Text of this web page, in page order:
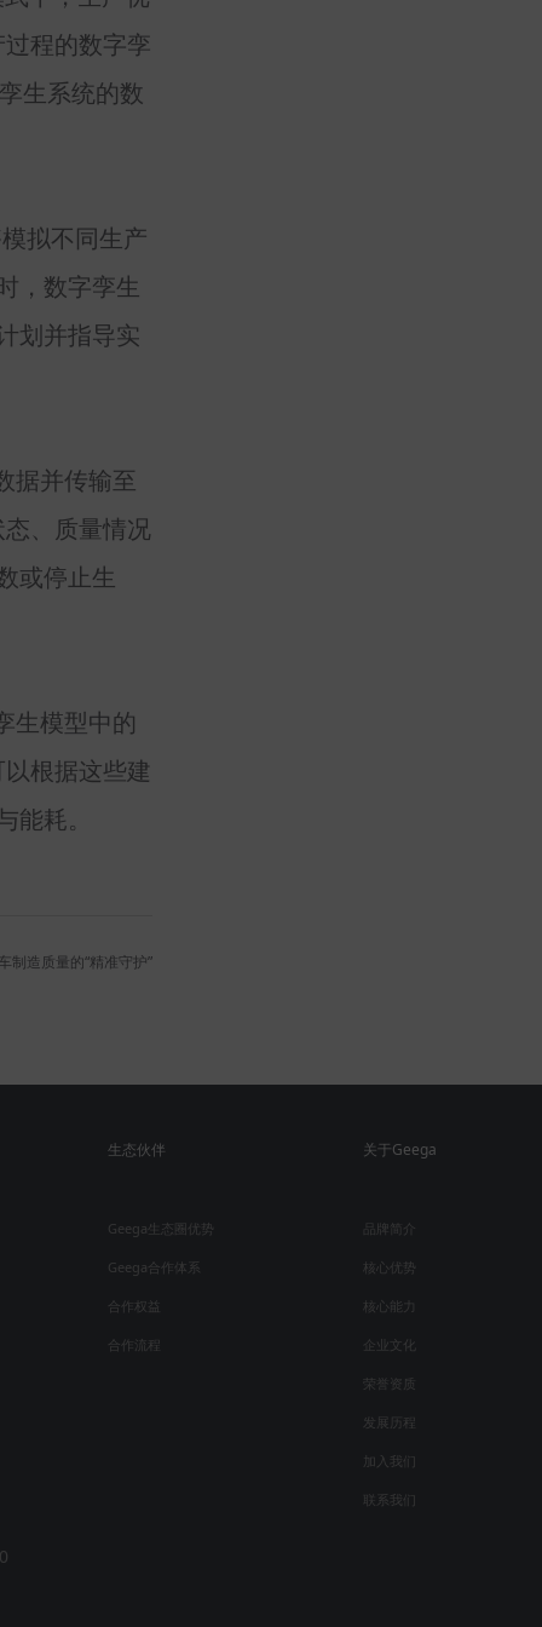
程的数字孪
生系统的数
拟不同生产
，数字孪生
划并指导实
据并传输至
、质量情况
或停止生
生模型中的
根据这些建
耗。
制造质量的“精准守护”
生态伙伴
Geega生态圈优势
Geega合作体系
合作权益
合作流程
关于Geega
品牌简介
核心优势
核心能力
企业文化
荣誉资质
发展历程
加入我们
联系我们